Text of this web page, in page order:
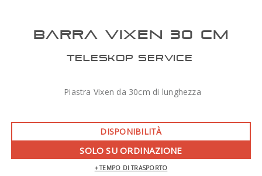
BARRA VIXEN 30 CM
TELESKOP SERVICE
Piastra Vixen da 30cm di lunghezza
DISPONIBILITÀ
SOLO SU ORDINAZIONE
+ TEMPO DI TRASPORTO